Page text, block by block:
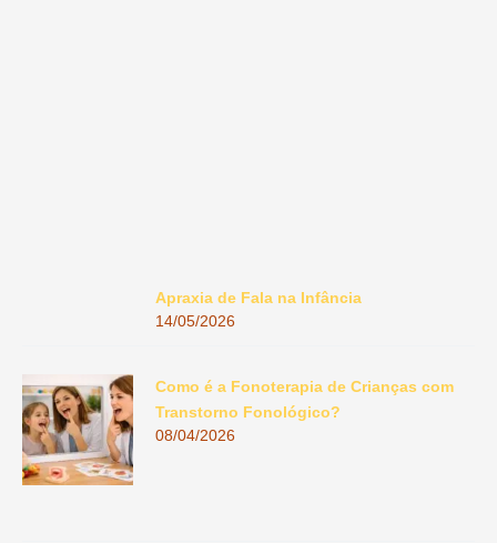
Apraxia de Fala na Infância
14/05/2026
Como é a Fonoterapia de Crianças com
Transtorno Fonológico?
08/04/2026